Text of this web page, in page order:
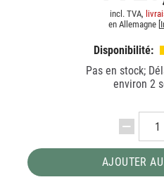
incl. TVA,
en Allemagne [
Disponibilité:
Pas en stock;
environ 2
AJOUTER